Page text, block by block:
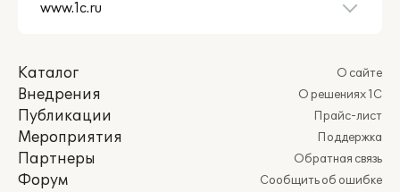
Каталог
Внедрения
Публикации
Мероприятия
Партнеры
Форум
О сайте
О решениях 1С
Прайс-лист
Поддержка
Обратная связь
Сообщить об ошибке